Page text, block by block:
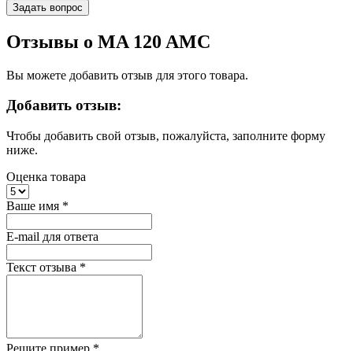
Задать вопрос
Отзывы о MA 120 AMC
Вы можете добавить отзыв для этого товара.
Добавить отзыв:
Чтобы добавить свой отзыв, пожалуйста, заполните форму
ниже.
Оценка товара
Ваше имя *
E-mail для ответа
Текст отзыва *
Решите пример *